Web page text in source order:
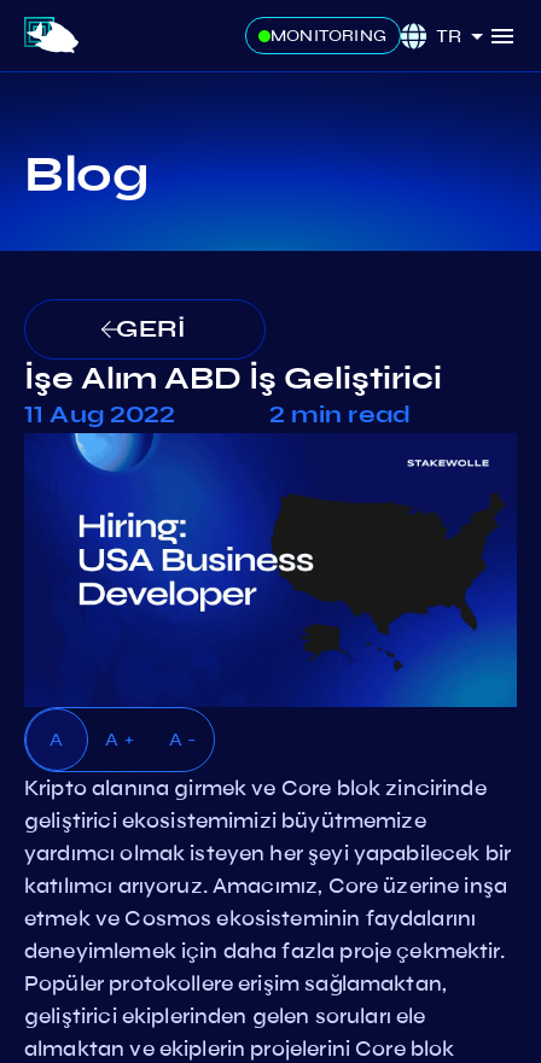
MONITORING TR
Blog
GERİ
İşe Alım ABD İş Geliştirici
11 Aug 2022 2 min read
A A + A -
Kripto alanına girmek ve Core blok zincirinde
geliştirici ekosistemimizi büyütmemize
yardımcı olmak isteyen her şeyi yapabilecek bir
katılımcı arıyoruz. Amacımız, Core üzerine inşa
etmek ve Cosmos ekosisteminin faydalarını
deneyimlemek için daha fazla proje çekmektir.
Popüler protokollere erişim sağlamaktan,
geliştirici ekiplerinden gelen soruları ele
almaktan ve ekiplerin projelerini Core blok